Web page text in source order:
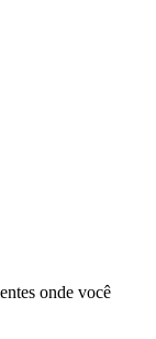
onde você